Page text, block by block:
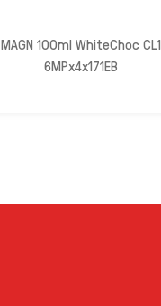
MAGN 100ml WhiteChoc CL1
6MPx4x171EB